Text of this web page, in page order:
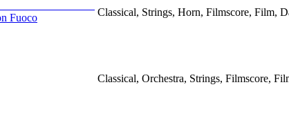
Fuoco
Classical, Strings, Horn, Filmscore, Film,
Classical, Orchestra, Strings, Filmscore,